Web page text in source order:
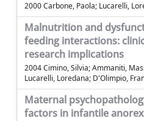
2000 Carbone, Paola; Lucarelli,
Malnutrition and
feeding interactions:
research implications
2004 Cimino, Silvia; Ammaniti,
Lucarelli, Loredana; D'Olimpio,
Maternal
factors in infantile